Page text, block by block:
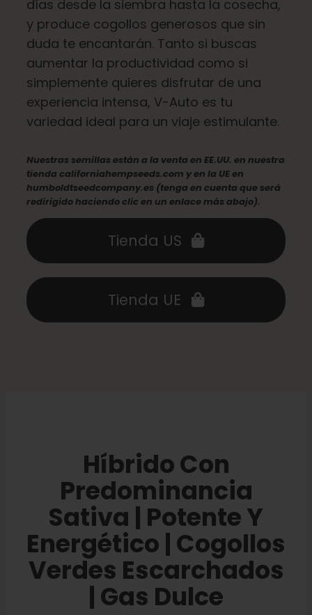
días desde la siembra hasta la cosecha,
y produce cogollos generosos que sin
duda te encantarán. Tanto si buscas
aumentar la productividad como si
simplemente quieres disfrutar de una
experiencia intensa, V-Auto es tu
variedad ideal para un viaje estimulante.
Nuestras semillas están a la venta en EE.UU. en nuestra
tienda californiahempseeds.com y en la UE en
humboldtseedcompany.es (tenga en cuenta que será
redirigido haciendo clic en un enlace más abajo).
Tienda US
Tienda UE
Híbrido Con
Predominancia
Sativa | Potente Y
Energético | Cogollos
Verdes Escarchados
| Gas Dulce